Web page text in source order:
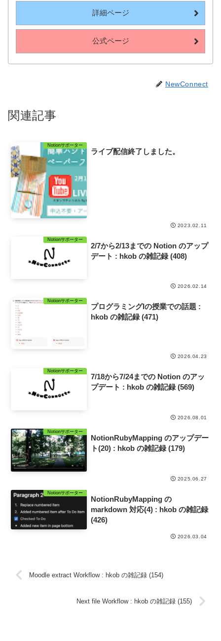
詳細ページ
公式ページ
NewConnect
関連記事
Notionサポーター
ライブ配信終了しました。
2023.02.11
Notionサポーター
2/7から2/13までの Notion のアップ
デート : hkob の雑記録 (408)
2026.02.14
Notionサポーター
プログラミングIの授業での話題 :
hkob の雑記録 (471)
2026.04.23
Notionサポーター
7/18から7/24までの Notion のアッ
プデート : hkob の雑記録 (569)
2026.08.01
Notionサポーター
NotionRubyMapping のアップデー
ト(20) : hkob の雑記録 (179)
2025.06.27
Notionサポーター
NotionRubyMapping の
markdown 対応(4) : hkob の雑記録
(426)
2026.03.04
Moodle extract Workflow : hkob の雑記録 (154)
Next file Workflow : hkob の雑記録 (155)